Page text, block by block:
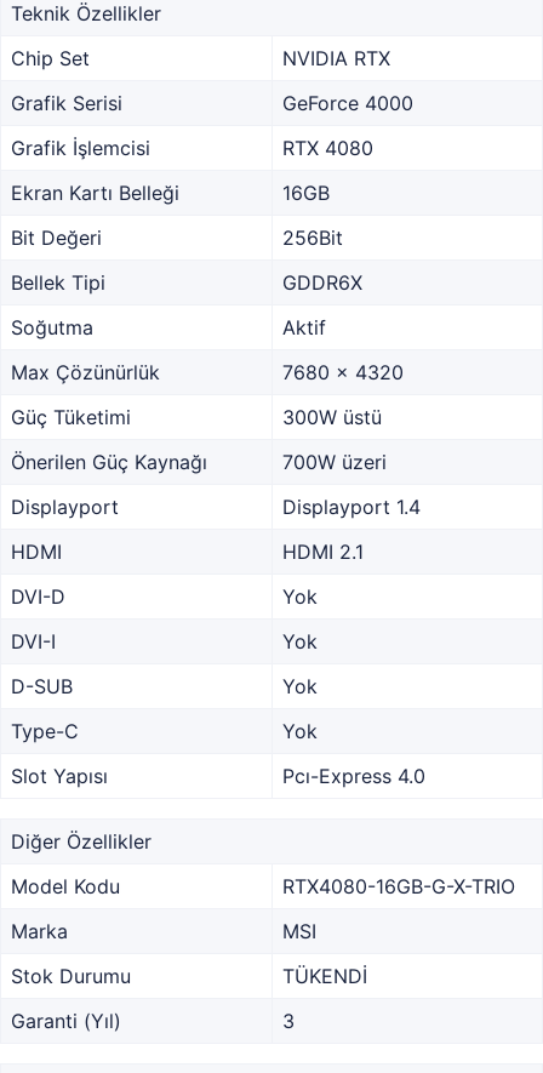
Teknik Özellikler
Chip Set
NVIDIA RTX
Grafik Serisi
GeForce 4000
Grafik İşlemcisi
RTX 4080
Ekran Kartı Belleği
16GB
Bit Değeri
256Bit
Bellek Tipi
GDDR6X
Soğutma
Aktif
Max Çözünürlük
7680 x 4320
Güç Tüketimi
300W üstü
Önerilen Güç Kaynağı
700W üzeri
Displayport
Displayport 1.4
HDMI
HDMI 2.1
DVI-D
Yok
DVI-I
Yok
D-SUB
Yok
Type-C
Yok
Slot Yapısı
Pcı-Express 4.0
Diğer Özellikler
Model Kodu
RTX4080-16GB-G-X-TRIO
Marka
MSI
Stok Durumu
TÜKENDİ
Garanti (Yıl)
3